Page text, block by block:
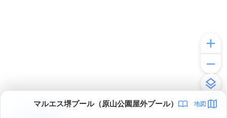
マルエス堺プール（原山公園屋外プール） 地図